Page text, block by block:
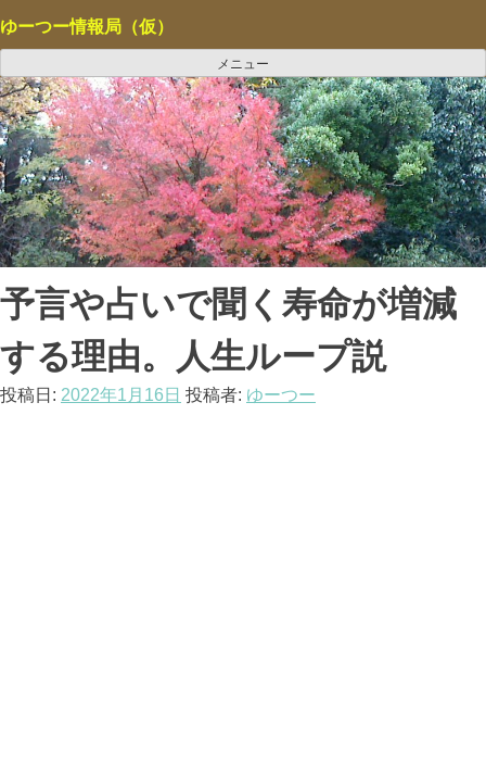
ン
ン
ツ
へ
ス
キ
ッ
プ
ゆーつー情報局（仮）
メニュー
予言や占いで聞く寿命が増減
する理由。人生ループ説
投稿日: 2022年1月16日 投稿者: ゆーつー